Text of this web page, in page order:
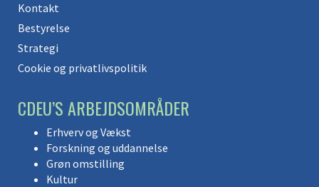
Kontakt
Bestyrelse
Strategi
Cookie og privatlivspolitik
CDEU’S ARBEJDSOMRÅDER
Erhverv og Vækst
Forskning og uddannelse
Grøn omstilling
Kultur